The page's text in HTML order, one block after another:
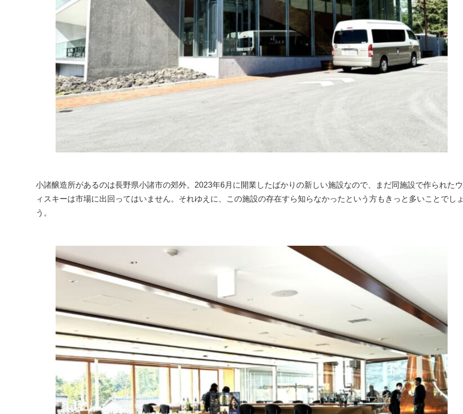
小諸醸造所があるのは長野県小諸市の郊外。2023年6月に開業したばかりの新しい施設なので、まだ同施設で作られたウ
ィスキーは市場に出回ってはいません。それゆえに、この施設の存在すら知らなかったという方もきっと多いことでしょ
う。